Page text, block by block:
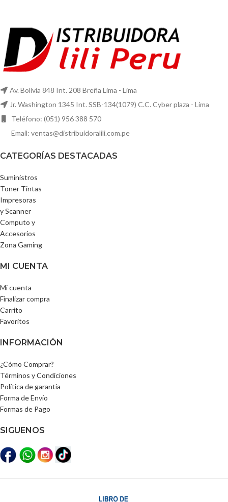
Av. Bolivia 848 Int. 208 Breña Lima - Lima
Jr. Washington 1345 Int. SSB-134(1079) C.C. Cyber plaza - Lima
Teléfono: (051) 956 388 570
Email: ventas@distribuidoralili.com.pe
CATEGORÍAS DESTACADAS
Suministros
Toner Tintas
Impresoras
y Scanner
Computo y
Accesorios
Zona Gaming
MI CUENTA
Mi cuenta
Finalizar compra
Carrito
Favoritos
INFORMACIÓN
¿Cómo Comprar?
Términos y Condiciones
Política de garantía
Forma de Envío
Formas de Pago
SIGUENOS